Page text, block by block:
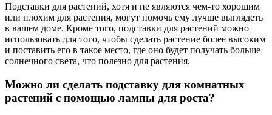
Подставки для растений, хотя и не являются чем-то хорошим
или плохим для растения, могут помочь ему лучше выглядеть
в вашем доме. Кроме того, подставки для растений можно
использовать для того, чтобы сделать растение более высоким
и поставить его в такое место, где оно будет получать больше
солнечного света, что полезно для растения.
Можно ли сделать подставку для комнатных
растений с помощью лампы для роста?